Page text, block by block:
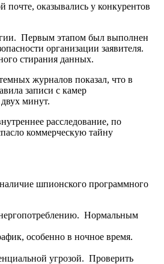
почте, оказывались у конкурентов
Первым этапом был выполнен
организации заявителя.
стирания данных.
журналов показал, что в
записи с камер
минут.
расследование, по
коммерческую тайну
шпионского программного
Нормальным
особенно в ночное время.
угрозой. Проверить